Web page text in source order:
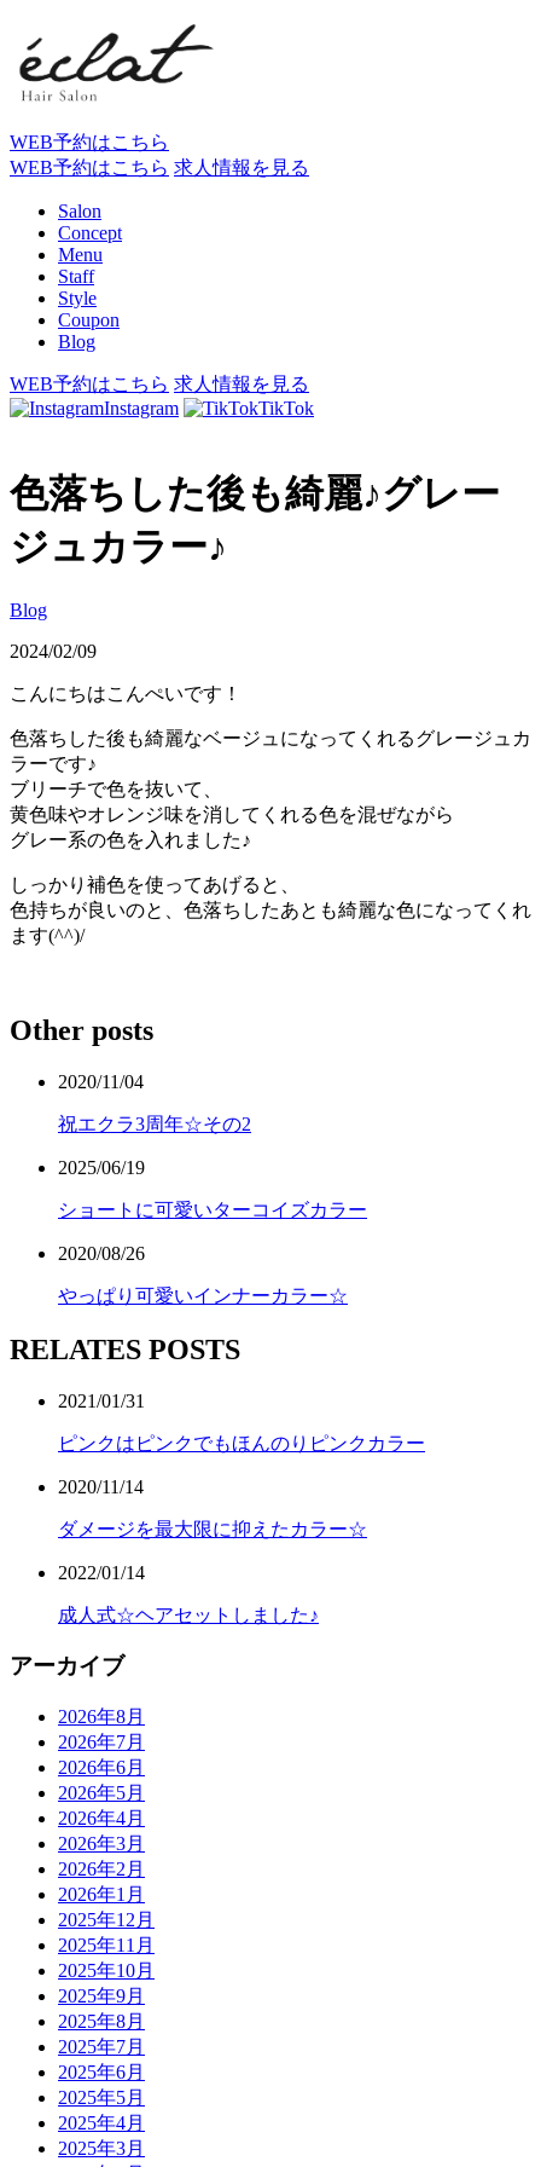
WEB予約はこちら
WEB予約はこちら 求人情報を見る
Salon
Concept
Menu
Staff
Style
Coupon
Blog
WEB予約はこちら 求人情報を見る
Instagram
TikTok
色落ちした後も綺麗♪グレー
ジュカラー♪
Blog
2024/02/09
こんにちはこんぺいです！
色落ちした後も綺麗なベージュになってくれるグレージュカ
ラーです♪
ブリーチで色を抜いて、
黄色味やオレンジ味を消してくれる色を混ぜながら
グレー系の色を入れました♪
しっかり補色を使ってあげると、
色持ちが良いのと、色落ちしたあとも綺麗な色になってくれ
ます(^^)/
Other posts
2020/11/04
祝エクラ3周年☆その2
2025/06/19
ショートに可愛いターコイズカラー
2020/08/26
やっぱり可愛いインナーカラー☆
RELATES POSTS
2021/01/31
ピンクはピンクでもほんのりピンクカラー
2020/11/14
ダメージを最大限に抑えたカラー☆
2022/01/14
成人式☆ヘアセットしました♪
アーカイブ
2026年8月
2026年7月
2026年6月
2026年5月
2026年4月
2026年3月
2026年2月
2026年1月
2025年12月
2025年11月
2025年10月
2025年9月
2025年8月
2025年7月
2025年6月
2025年5月
2025年4月
2025年3月